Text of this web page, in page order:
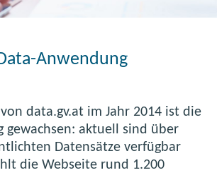
Anwendung
data.gv.at im Jahr 2014 ist die
gewachsen: aktuell sind über
Datensätze verfügbar
die Webseite rund 1.200